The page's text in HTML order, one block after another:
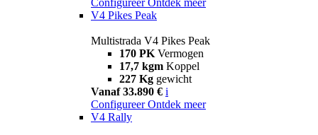
V4 Pikes Peak
Multistrada V4 Pikes Peak
170 PK Vermogen
17,7 kgm Koppel
227 Kg gewicht
Vanaf 33.890 € i
Configureer Ontdek meer
V4 Rally